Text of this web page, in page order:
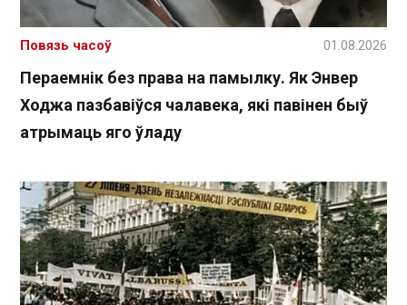
Пераемнік без права на памылку. Як Энвер
Ходжа пазбавіўся чалавека, які павінен быў
атрымаць яго ўладу
Повязь часоў 01.08.2026